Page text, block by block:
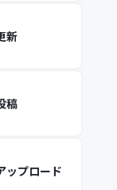
新
稿
ップロード